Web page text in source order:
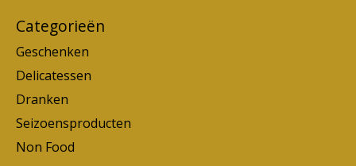
Categorieën
Geschenken
Delicatessen
Dranken
Seizoensproducten
Non Food